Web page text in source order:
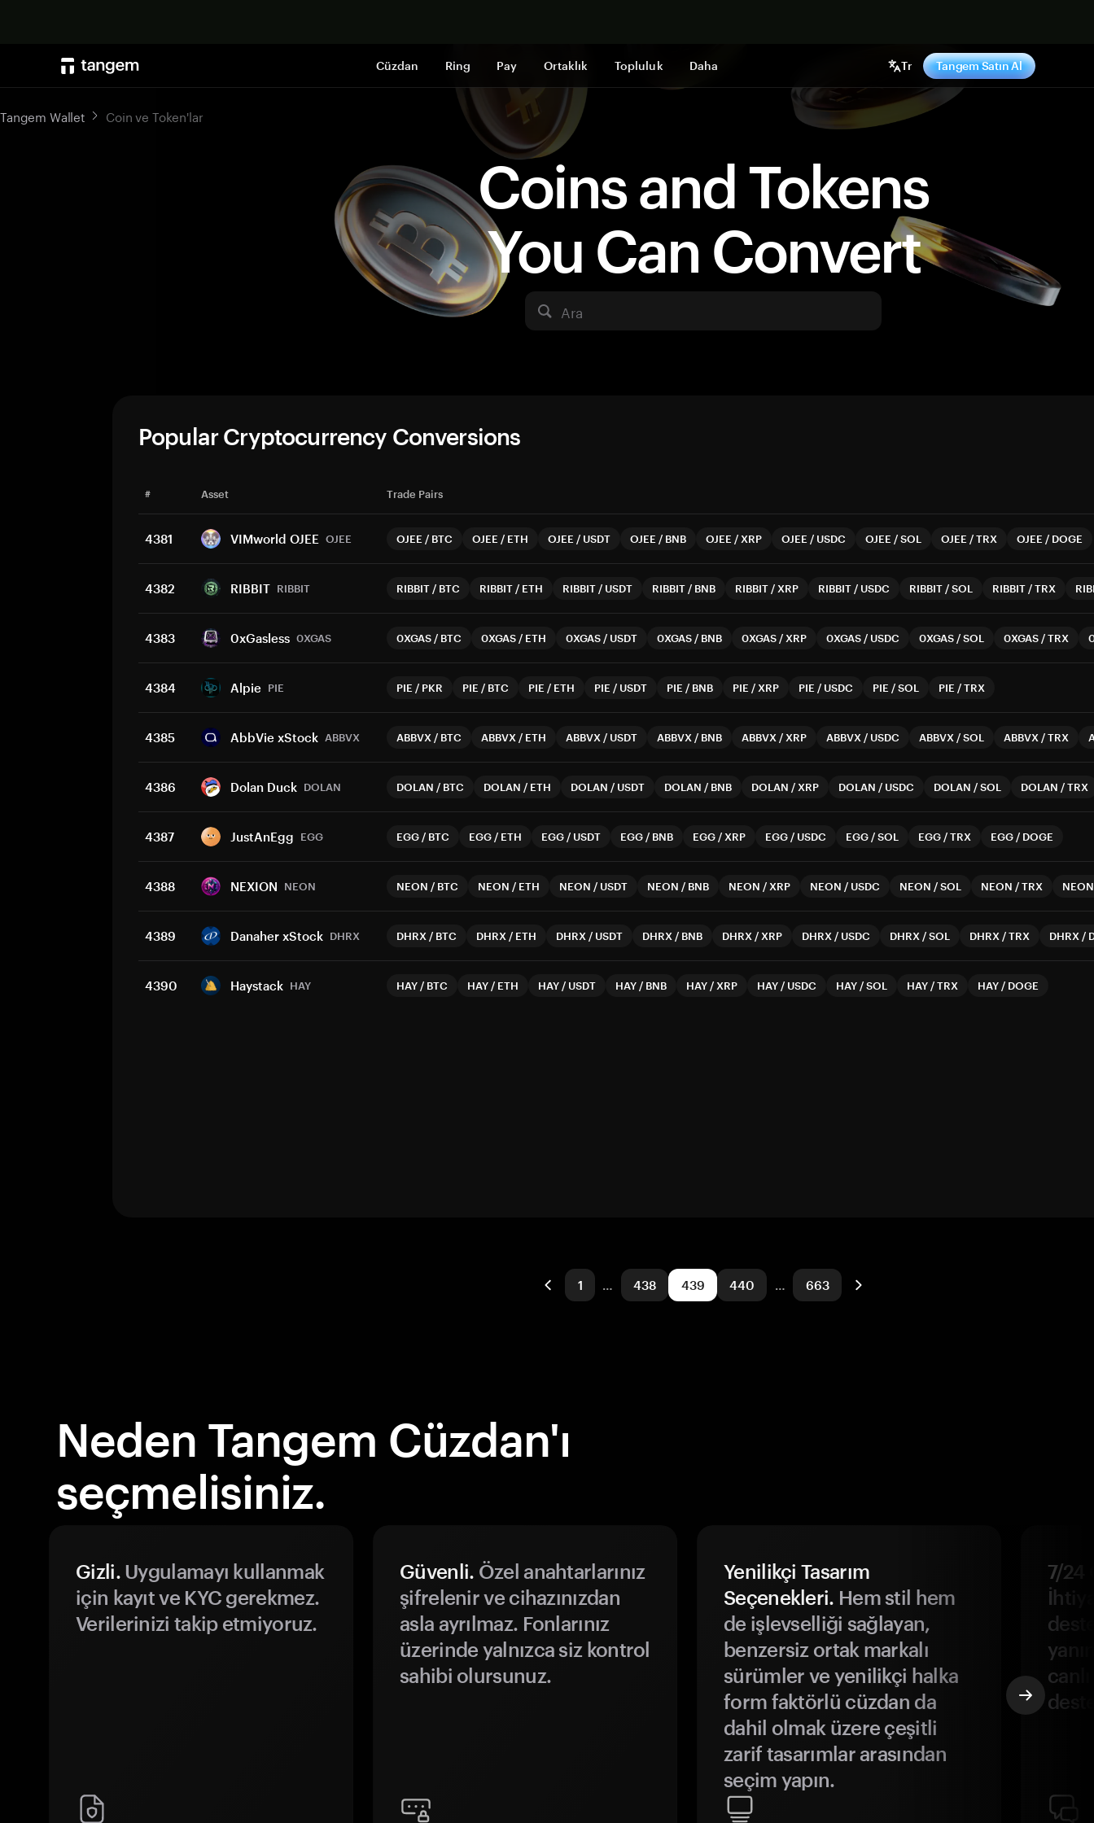
Cüzdan Ring Pay Ortaklık Topluluk Daha Tr Tangem Satın Al
Coins and Tokens
You Can Convert
Ara
Tangem Wallet Coin ve Token'lar
Popular Cryptocurrency Conversions
# Asset Trade Pairs
4381 VIMworld OJEE OJEE OJEE / BTC OJEE / ETH OJEE / USDT OJEE / BNB OJEE / XRP OJEE / USDC OJEE /SOL OJEE /TRX OJEE / DOGE
4382 RIBBIT RIBBIT RIBBIT / BTC RIBBIT / ETH RIBBIT / USDT RIBBIT / BNB RIBBIT / XRP RIBBIT / USDC RIBBIT /SOL RIBBIT /TRX
4383 0xGasless 0XGAS 0XGAS / BTC 0XGAS / ETH 0XGAS / USDT 0XGAS / BNB 0XGAS / XRP 0XGAS / USDC 0XGAS /SOL 0XGAS /TRX
4384 Alpie PIE PIE / PKR PIE / BTC PIE / ETH PIE / USDT PIE / BNB PIE / XRP PIE / USDC PIE /SOL PIE /TRX
4385 AbbVie xStock ABBVX ABBVX / BTC ABBVX / ETH ABBVX / USDT ABBVX / BNB ABBVX / XRP ABBVX / USDC ABBVX /SOL ABBVX /TRX
4386 Dolan Duck DOLAN DOLAN / BTC DOLAN / ETH DOLAN / USDT DOLAN / BNB DOLAN / XRP DOLAN / USDC DOLAN /SOL DOLAN /TRX
4387 JustAnEgg EGG EGG / BTC EGG / ETH EGG / USDT EGG / BNB EGG / XRP EGG / USDC EGG /SOL EGG /TRX EGG / DOGE
4388 NEXION NEON NEON / BTC NEON / ETH NEON / USDT NEON / BNB NEON / XRP NEON / USDC NEON /SOL NEON /TRX NEON
4389 Danaher xStock DHRX DHRX / BTC DHRX / ETH DHRX / USDT DHRX / BNB DHRX / XRP DHRX / USDC DHRX /SOL DHRX /TRX DHRX /
4390 Haystack HAY HAY / BTC HAY / ETH HAY / USDT HAY / BNB HAY / XRP HAY / USDC HAY /SOL HAY /TRX HAY / DOGE
1 … 438 439 440 … 663
Neden Tangem Cüzdan'ı
seçmelisiniz.
Gizli.Uygulamayı kullanmak
için kayıt ve KYC gerekmez.
Verilerinizi takip etmiyoruz.
Güvenli. Özel anahtarlarınız
şifrelenir ve cihazınızdan
asla ayrılmaz. Fonlarınız
üzerinde yalnızca siz kontrol
sahibi olursunuz.
Yenilikçi Tasarım
Seçenekleri. Hem stil hem
de işlevselliği sağlayan,
benzersiz ortak markalı
sürümler ve yenilikçi halka
form faktörlü cüzdan da
dahil olmak üzere çeşitli
zarif tasarımlar arasından
seçim yapın.
7/24